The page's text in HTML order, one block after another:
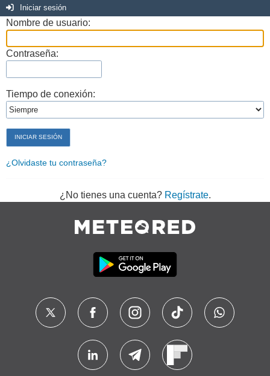
Iniciar sesión
Nombre de usuario:
Contraseña:
Tiempo de conexión:
¿Olvidaste tu contraseña?
¿No tienes una cuenta? Regístrate.